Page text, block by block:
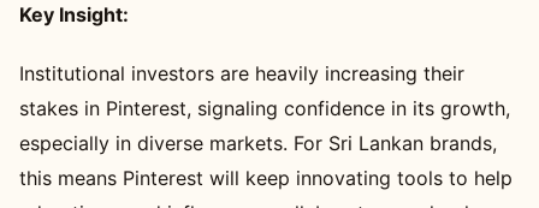
Key Insight:
Institutional investors are heavily increasing their
stakes in Pinterest, signaling confidence in its growth,
especially in diverse markets. For Sri Lankan brands,
this means Pinterest will keep innovating tools to help